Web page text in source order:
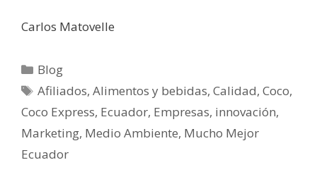
Carlos Matovelle
Blog
Afiliados,Alimentos y bebidas,Calidad,Coco,
Coco Express, Ecuador, Empresas, innovación,
Marketing, Medio Ambiente, Mucho Mejor
Ecuador